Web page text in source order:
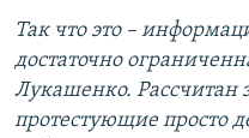
Так что это –
достаточно
Лукашенко. Рассчитан
протестующие просто